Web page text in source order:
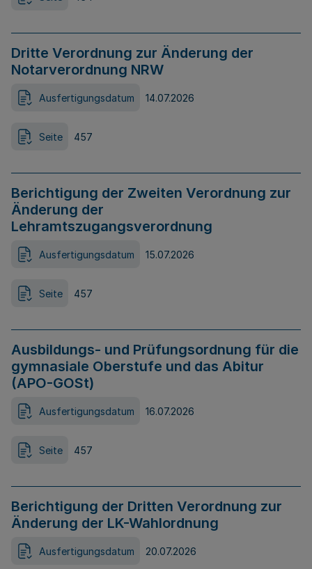
Dritte Verordnung zur Änderung der
Notarverordnung NRW
Ausfertigungsdatum 14.07.2026
Seite 457
Berichtigung der Zweiten Verordnung zur
Änderung der
Lehramtszugangsverordnung
Ausfertigungsdatum 15.07.2026
Seite 457
Ausbildungs- und Prüfungsordnung für die
gymnasiale Oberstufe und das Abitur
(APO-GOSt)
Ausfertigungsdatum 16.07.2026
Seite 457
Berichtigung der Dritten Verordnung zur
Änderung der LK-Wahlordnung
Ausfertigungsdatum 20.07.2026